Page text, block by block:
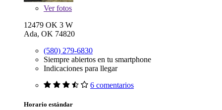
Verfotos
12479 OK 3 W
Ada, OK 74820
(580) 279-6830
Siempre abiertos en tu smartphone
Indicaciones para llegar
6 comentarios
Horario estándar